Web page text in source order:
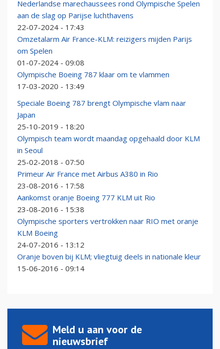
Nederlandse marechaussees rond Olympische Spelen
aan de slag op Parijse luchthavens
22-07-2024 - 17:43
Omzetalarm Air France-KLM: reizigers mijden Parijs
om Spelen
01-07-2024 - 09:08
Olympische Boeing 787 klaar om te vlammen
17-03-2020 - 13:49
Speciale Boeing 787 brengt Olympische vlam naar
Japan
25-10-2019 - 18:20
Olympisch team wordt maandag opgehaald door KLM
in Seoul
25-02-2018 - 07:50
Primeur Air France met Airbus A380 in Rio
23-08-2016 - 17:58
Aankomst oranje Boeing 777 KLM uit Rio
23-08-2016 - 15:38
Olympische sporters vertrokken naar RIO met oranje
KLM Boeing
24-07-2016 - 13:12
Oranje boven bij KLM; vliegtuig deels in nationale kleur
15-06-2016 - 09:14
Meld u aan voor de
nieuwsbrief